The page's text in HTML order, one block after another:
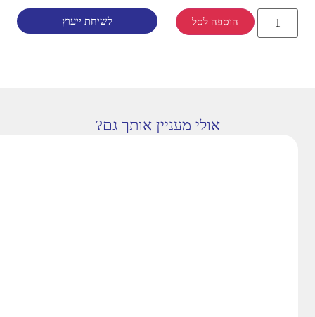
הוספה לסל לשיחת ייעוץ
אולי מעניין אותך גם?